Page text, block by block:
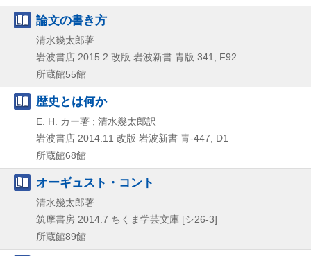
論文の書き方
清水幾太郎著
岩波書店 2015.2 改版 岩波新書 青版 341, F92
所蔵館55館
歴史とは何か
E. H. カー著 ; 清水幾太郎訳
岩波書店 2014.11 改版 岩波新書 青-447, D1
所蔵館68館
オーギュスト・コント
清水幾太郎著
筑摩書房 2014.7 ちくま学芸文庫 [シ26-3]
所蔵館89館